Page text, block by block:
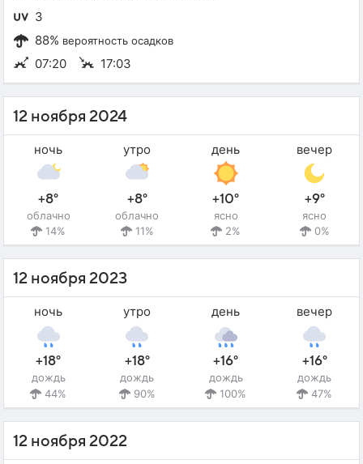
3
88% вероятность осадков
07:20 17:03
12 ноября 2024
ночь
+8°
облачно
14%
утро
+8°
облачно
11%
день
+10°
ясно
2%
вечер
+9°
ясно
0%
12 ноября 2023
ночь
+18°
дождь
44%
утро
+18°
дождь
90%
день
+16°
дождь
100%
вечер
+16°
дождь
47%
12 ноября 2022